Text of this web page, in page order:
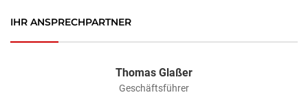
IHR ANSPRECHPARTNER
Thomas Glaßer
Geschäftsführer